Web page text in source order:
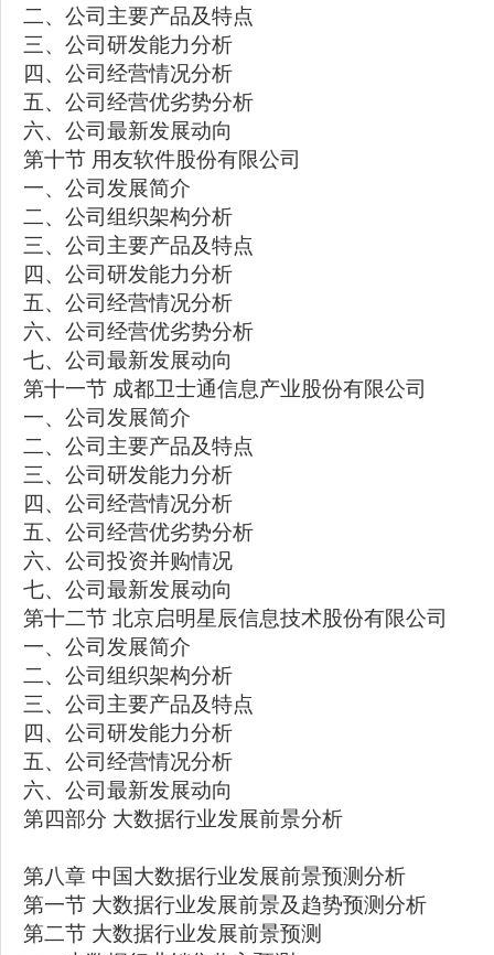
二、公司主要产品及特点
三、公司研发能力分析
四、公司经营情况分析
五、公司经营优劣势分析
六、公司最新发展动向
第十节 用友软件股份有限公司
一、公司发展简介
二、公司组织架构分析
三、公司主要产品及特点
四、公司研发能力分析
五、公司经营情况分析
六、公司经营优劣势分析
七、公司最新发展动向
第十一节 成都卫士通信息产业股份有限公司
一、公司发展简介
二、公司主要产品及特点
三、公司研发能力分析
四、公司经营情况分析
五、公司经营优劣势分析
六、公司投资并购情况
七、公司最新发展动向
第十二节 北京启明星辰信息技术股份有限公司
一、公司发展简介
二、公司组织架构分析
三、公司主要产品及特点
四、公司研发能力分析
五、公司经营情况分析
六、公司最新发展动向
第四部分 大数据行业发展前景分析
第八章 中国大数据行业发展前景预测分析
第一节 大数据行业发展前景及趋势预测分析
第二节 大数据行业发展前景预测